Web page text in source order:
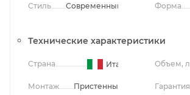
Стиль Современный Форма
Технические характеристики
Страна Италия
Монтаж Пристенный
Объем, л
Гарантия